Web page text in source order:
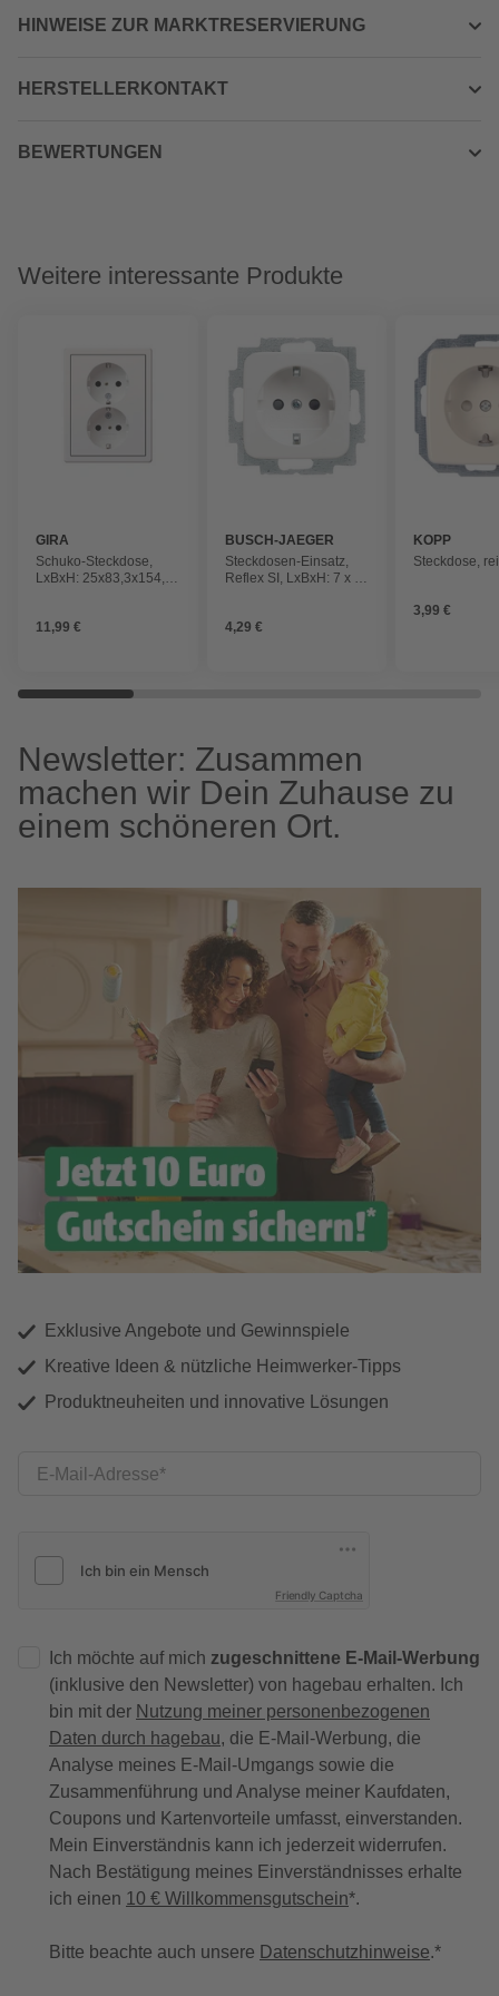
HINWEISE ZUR MARKTRESERVIERUNG
HERSTELLERKONTAKT
BEWERTUNGEN
Weitere interessante Produkte
GIRA
Schuko-Steckdose,
LxBxH: 25x83,3x154,4
11,99 €
BUSCH-JAEGER
Steckdosen-Einsatz,
Reflex SI, LxBxH: 7 x 7
4,29 €
KOPP
Steckdose,
3,99 €
Newsletter: Zusammen
machen wir Dein Zuhause zu
einem schöneren Ort.
Exklusive Angebote und Gewinnspiele
Kreative Ideen & nützliche Heimwerker-Tipps
Produktneuheiten und innovative Lösungen
E-Mail-Adresse
Friendly Captcha
Ich möchte auf mich zugeschnittene E-Mail-Werbung
(inklusive den Newsletter) von hagebau erhalten. Ich
bin mit der Nutzung meiner personenbezogenen
Daten durch hagebau, die E-Mail-Werbung, die
Analyse meines E-Mail-Umgangs sowie die
Zusammenführung und Analyse meiner Kaufdaten,
Coupons und Kartenvorteile umfasst, einverstanden.
Mein Einverständnis kann ich jederzeit widerrufen.
Nach Bestätigung meines Einverständnisses erhalte
ich einen 10 € Willkommensgutschein*.
Bitte beachte auch unsere Datenschutzhinweise.